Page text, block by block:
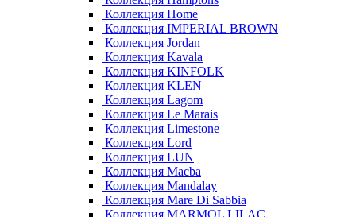
Коллекция Home
Коллекция IMPERIAL BROWN
Коллекция Jordan
Коллекция Kavala
Коллекция KINFOLK
Коллекция KLEN
Коллекция Lagom
Коллекция Le Marais
Коллекция Limestone
Коллекция Lord
Коллекция LUN
Коллекция Macba
Коллекция Mandalay
Коллекция Mare Di Sabbia
Коллекция MARMOL LILAC